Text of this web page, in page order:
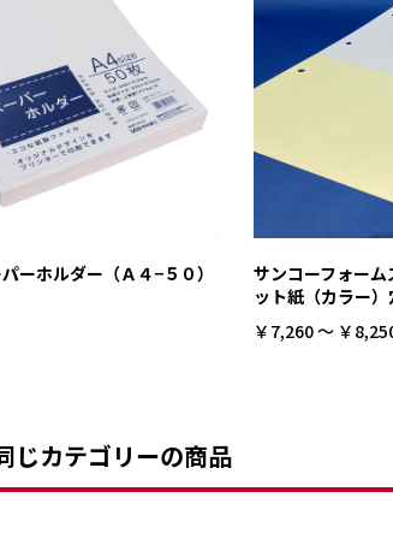
ーホルダー（Ａ４−５０）
サンコーフォー
ット紙（カラー）
￥7,260 ～ ￥
じカテゴリーの商品